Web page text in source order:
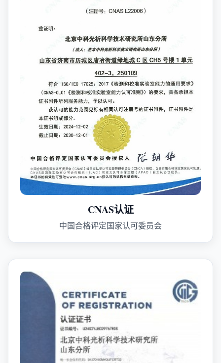
CNAS认证
中国合格评定国家认可委员会